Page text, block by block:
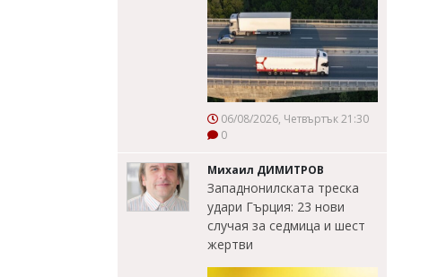
06/08/2026, Четвъртък 21:30
0
Михаил ДИМИТРОВ
Западнонилската треска
удари Гърция: 23 нови
случая за седмица и шест
жертви